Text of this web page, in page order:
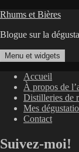
Aller
contenu
Rhums et Bières
Blogue sur la
Menu et widgets
Accueil
À propos de
Distilleries de
Mes
Contact
Suivez-moi!